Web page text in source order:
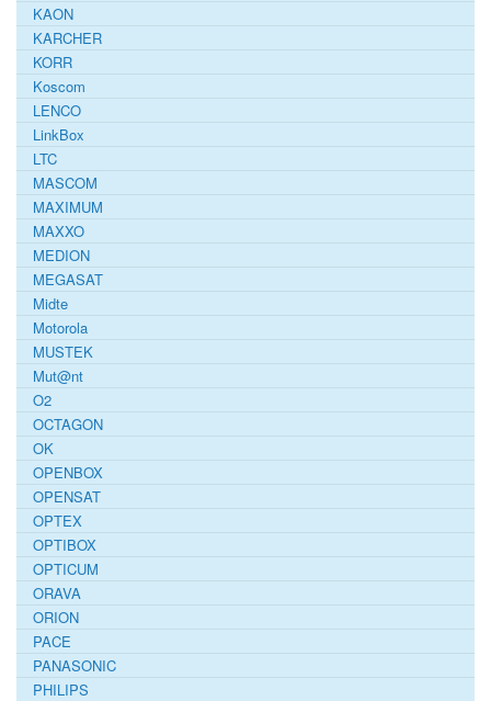
KAON
KARCHER
KORR
Koscom
LENCO
LinkBox
LTC
MASCOM
MAXIMUM
MAXXO
MEDION
MEGASAT
Midte
Motorola
MUSTEK
Mut@nt
O2
OCTAGON
OK
OPENBOX
OPENSAT
OPTEX
OPTIBOX
OPTICUM
ORAVA
ORION
PACE
PANASONIC
PHILIPS